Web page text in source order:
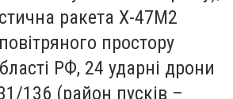
ракета Х-47М2
простору
РФ, 24 ударні дрони
136 (район пусків –